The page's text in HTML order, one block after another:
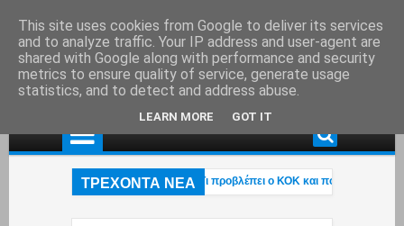
ΤΡΕΧΟΝΤΑ ΝΕΑ
περιπολικό στον δρόμο; – Τι προβλέπει ο ΚΟΚ και πότε μπορεί να γίνει
This site uses cookies from Google to deliver its services
and to analyze traffic. Your IP address and user-agent are
shared with Google along with performance and security
metrics to ensure quality of service, generate usage
statistics, and to detect and address abuse.
LEARN MORE GOT IT